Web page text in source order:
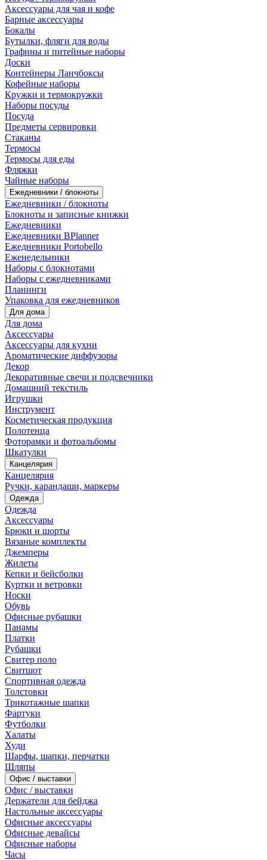
Аксессуары для чая и кофе
Барные аксессуары
Бокалы
Бутылки, фляги для воды
Графины и питейные наборы
Доски
Контейнеры Ланчбоксы
Кофейные наборы
Кружки и термокружки
Наборы посуды
Посуда
Предметы сервировки
Стаканы
Термосы
Термосы для еды
Фляжки
Чайные наборы
Ежедневники / блокноты
Ежедневники / блокноты
Блокноты и записные книжки
Ежедневники
Ежедневники BPlanner
Ежедневники Portobello
Еженедельники
Наборы с блокнотами
Наборы с ежедневниками
Планинги
Упаковка для ежедневников
Для дома
Для дома
Аксессуары
Аксессуары для кухни
Ароматические диффузоры
Декор
Декоративные свечи и подсвечники
Домашний текстиль
Игрушки
Инструмент
Косметическая продукция
Полотенца
Фоторамки и фотоальбомы
Шкатулки
Канцелярия
Канцелярия
Ручки, карандаши, маркеры
Одежда
Одежда
Аксессуары
Брюки и шорты
Вязаные комплекты
Джемперы
Жилеты
Кепки и бейсболки
Куртки и ветровки
Носки
Обувь
Офисные рубашки
Панамы
Платки
Рубашки
Свитер поло
Свитшот
Спортивная одежда
Толстовки
Трикотажные шапки
Фартуки
Футболки
Халаты
Худи
Шарфы, шапки, перчатки
Шляпы
Офис / выставки
Офис / выставки
Держатели для бейджа
Настольные аксессуары
Офисные аксессуары
Офисные девайсы
Офисные наборы
Часы